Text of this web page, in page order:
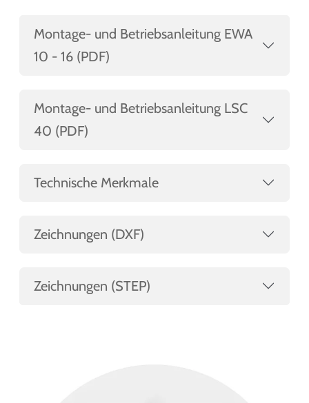
Montage- und Betriebsanleitung EWA
10 - 16 (PDF)
Montage- und Betriebsanleitung LSC
40 (PDF)
Technische Merkmale
Zeichnungen (DXF)
Zeichnungen (STEP)